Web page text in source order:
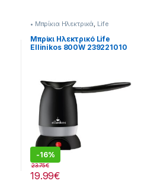
• Μπρίκια Hλεκτρικά, Life
Μπρίκι Hλεκτρικό Life
Ellinikos 800W 239221010
-16%
19.99€
23.75€